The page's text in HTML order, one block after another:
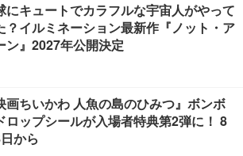
にキュートでカラフルな宇宙人がやって
？イルミネーション最新作『ノット・ア
ン』2027年公開決定
画ちいかわ 人魚の島のひみつ』ボンボ
ロップシールが入場者特典第2弾に！ 8
から